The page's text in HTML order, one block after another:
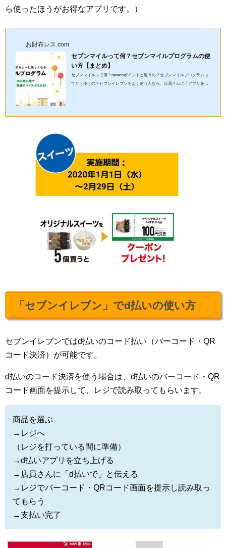
ら使ったほうがお得なアプリです。）
お財布レス.com
セブンマイルって何？セブンマイルプログラムの使
い方【まとめ】
セブンマイルって何？nanacoポイントと違うの？セブンマイルプログラムっ
てどう使うの？セブンイレブンをよく使う人なら、店員さんに「アプリを使
「セブンイレブン」でd払いの使い方
セブンイレブンではd払いのコード払い（バーコード・QR
コード決済）が可能です。
d払いのコード決済を使う場合は、d払いのバーコード・QR
コード画面を提示して、レジで読み取ってもらいます。
商品を選ぶ
→レジへ
（レジを打っている間に準備）
→d払いアプリを立ち上げる
→店員さんに「d払いで」と伝える
→レジでバーコード・QRコード画面を提示し読み取っ
てもらう
→支払い完了